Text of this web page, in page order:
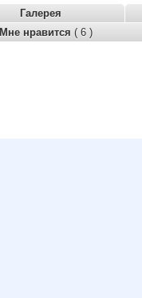
Галерея
Мне нравится ( 6 )